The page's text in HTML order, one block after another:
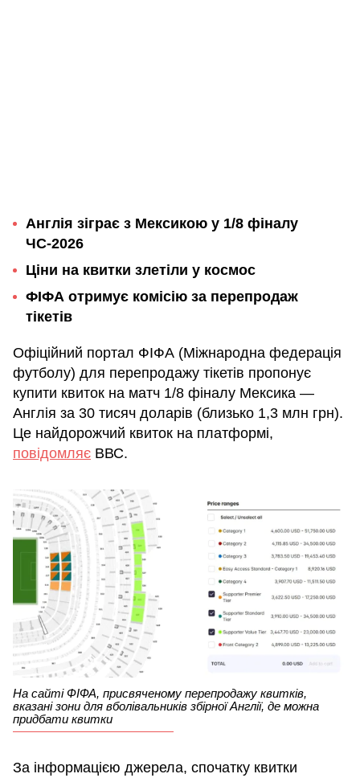
Англія зіграє з Мексикою у 1/8 фіналу
ЧС-2026
Ціни на квитки злетіли у космос
ФІФА отримує комісію за перепродаж
тікетів
Офіційний портал ФІФА (Міжнародна федерація
футболу) для перепродажу тікетів пропонує
купити квиток на матч 1/8 фіналу Мексика —
Англія за 30 тисяч доларів (близько 1,3 млн грн).
Це найдорожчий квиток на платформі,
повідомляє ВВС.
На сайті ФІФА, присвяченому перепродажу квитків,
вказані зони для вболівальників збірної Англії, де можна
придбати квитки
За інформацією джерела, спочатку квитки